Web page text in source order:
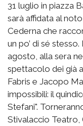
31 luglio in piazza
sarà affidata al
Cederna che
un po’ di sé
agosto, alla sera
spettacolo dei già
Fabris e Jacopo
impossibili: il
Stefani".
Stivalaccio Teatro,